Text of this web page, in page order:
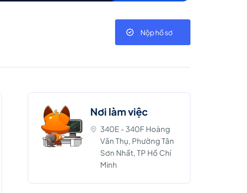
Nộp hồ sơ
Nơi làm việc
340E - 340F Hoàng
Văn Thụ, Phường Tân
Sơn Nhất, TP Hồ Chí
Minh